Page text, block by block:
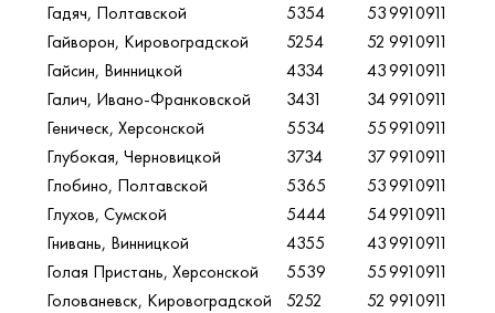
Гадяч, Полтавской
5354 539910911
Гайворон, Кировоградской
5254 52 9910911
Гайсин, Винницкой
4334 439910911
Галич, Ивано-Франковской
3431 349910911
Геническ, Херсонской
5534 559910911
Глубокая, Черновицкой
3734 379910911
Глобино, Полтавской
5365 539910911
Глухов, Сумской
5444 549910911
Гнивань, Винницкой
4355 439910911
Голая Пристань, Херсонской
5539 559910911
Голованевск, Кировоградской
5252 52 9910911